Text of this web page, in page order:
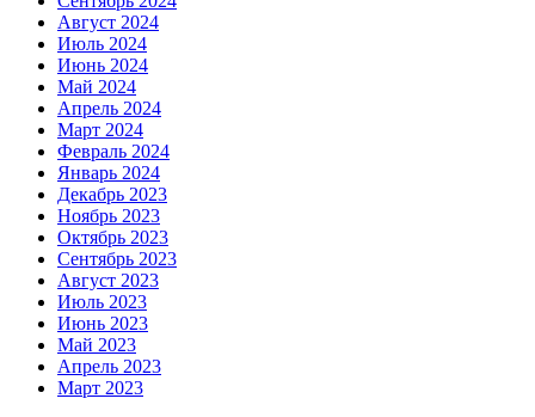
Август 2024
Июль 2024
Июнь 2024
Май 2024
Апрель 2024
Март 2024
Февраль 2024
Январь 2024
Декабрь 2023
Ноябрь 2023
Октябрь 2023
Сентябрь 2023
Август 2023
Июль 2023
Июнь 2023
Май 2023
Апрель 2023
Март 2023